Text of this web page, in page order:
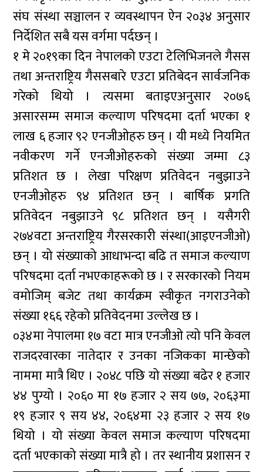
संघ संस्था सञ्चालन र व्यवस्थापन ऐन २०३४ अनुसार
निर्देशित सबै यस वर्गमा पर्दछन् ।
१ मे २०१९का दिन नेपालको एउटा टेलिभिजनले गैसस
तथा अन्तराष्ट्रिय गैससबारे एउटा प्रतिबेदन सार्वजनिक
गरेको थियो । त्यसमा बताइएअनुसार २०७६
असारसम्म समाज कल्याण परिषदमा दर्ता भएका १
लाख ६ हजार ९२ एनजीओहरु छन् । यी मध्ये नियमित
नवीकरण गर्ने एनजीओहरुको संख्या जम्मा ८३
प्रतिशत छ । लेखा परिक्षण प्रतिवेदन नबुझाउने
एनजीओहरु ९४ प्रतिशत छन् । बार्षिक प्रगति
प्रतिवेदन नबुझाउने ९८ प्रतिशत छन् । यसैगरी
२७४वटा अन्तराष्ट्रिय गैरसरकारी संस्था(आइएनजीओ)
छन् । यो संख्याको आधाभन्दा बढि त समाज कल्याण
परिषदमा दर्ता नभएकाहरूको छ । र सरकारको नियम
वमोजिम् बजेट तथा कार्यक्रम स्वीकृत नगराउनेको
संख्या १६६ रहेको प्रतिवेदनमा उल्लेख छ ।
०३४मा नेपालमा १७ वटा मात्र एनजीओ त्यो पनि केवल
राजदरवारका नातेदार र उनका नजिकका मान्छेको
नाममा मात्रै थिए । २०४८ पछि यो संख्या बढेर १ हजार
४४ पुग्यो । २०६० मा १७ हजार २ सय ७७, २०६३मा
१९ हजार ९ सय ४४, २०६४मा २३ हजार २ सय १७
थियो । यो संख्या केवल समाज कल्याण परिषदमा
दर्ता भएकाको संख्या मात्रै हो । तर स्थानीय प्रशासन र